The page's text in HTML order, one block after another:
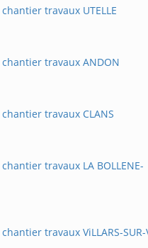
travaux UTELLE
chantier travaux ANDON
travaux CLANS
travaux LA BOLLENE-
travaux ViLLARS-SUR-
ligne